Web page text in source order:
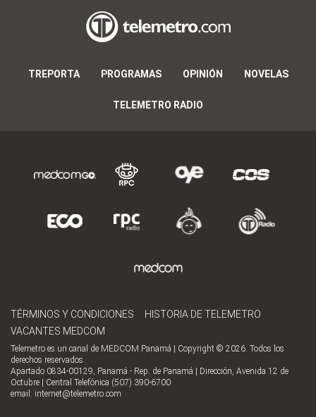
TREPORTA PROGRAMAS OPINIÓN NOVELAS
TELEMETRO RADIO
TÉRMINOS Y CONDICIONES
HISTORIA DE TELEMETRO
VACANTES MEDCOM
Telemetro es un canal de MEDCOM Panamá | Copyright © 2026. Todos los
derechos reservados.
Apartado 0834-00129, Panamá - Rep. de Panamá | Dirección, Avenida 12 de
Octubre | Central Telefónica (507) 390-6700
email: internet@telemetro.com